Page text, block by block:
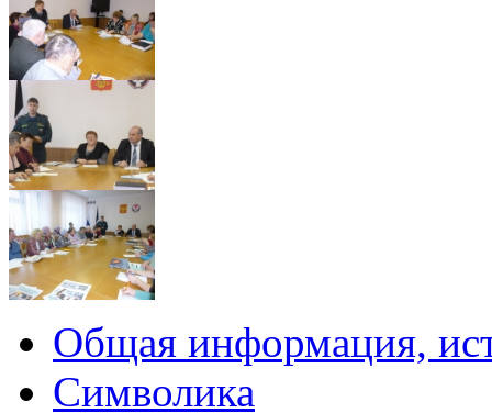
Общая информация,
Символика